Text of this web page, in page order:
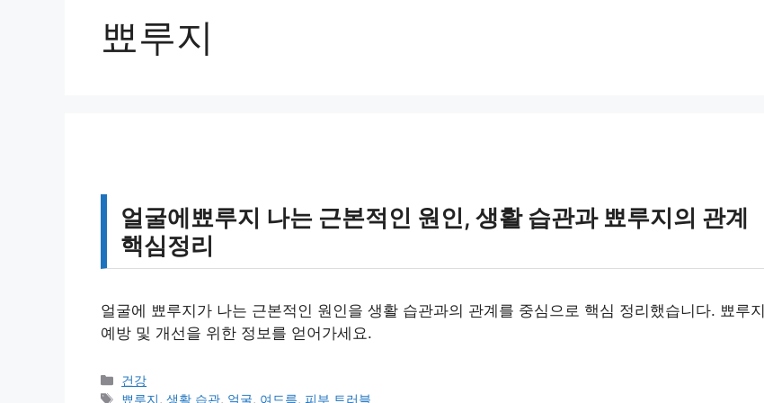
뾰루지
얼굴에뾰루지 나는 근본적인 원인, 생활 습관과 뾰루지의 관계
핵심정리
얼굴에 뾰루지가 나는 근본적인 원인을 생활 습관과의 관계를 중심으로 핵심 정리했습니다. 뾰루지
예방 및 개선을 위한 정보를 얻어가세요.
카
테
건강
태
뾰루지,생활 습관, 얼굴, 여드름,피부 트러블